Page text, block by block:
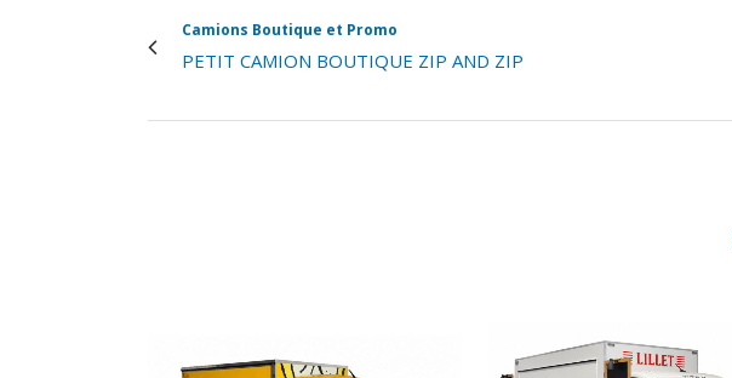
Camions Boutique et Promo
PETIT CAMION BOUTIQUE ZIP AND ZIP